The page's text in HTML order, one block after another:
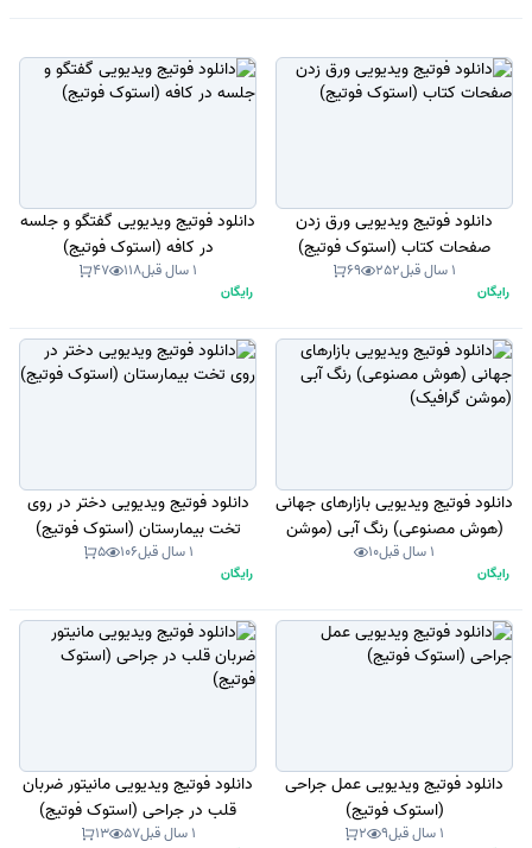
دانلود فوتیج ویدیویی ورق زدن
صفحات کتاب (استوک فوتیج)
1 سال قبل 252
69
رایگان
دانلود فوتیج ویدیویی گفتگو و جلسه
در کافه (استوک فوتیج)
1 سال قبل 118
47
رایگان
دانلود فوتیج ویدیویی بازارهای جهانی
(هوش مصنوعی) رنگ آبی (موشن
گرافیک) 1 سال قبل 10
رایگان
دانلود فوتیج ویدیویی دختر در روی
تخت بیمارستان (استوک فوتیج)
1 سال قبل 106
5
رایگان
دانلود فوتیج ویدیویی عمل جراحی
(استوک فوتیج)
1 سال قبل 9
2
دانلود فوتیج ویدیویی مانیتور ضربان
قلب در جراحی (استوک فوتیج)
1 سال قبل 57
13